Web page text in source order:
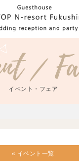
イベント・フェア
« イベント一覧